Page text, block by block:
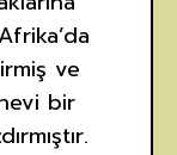
ve
bir